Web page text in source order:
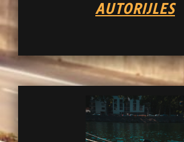
AUTORIJLES